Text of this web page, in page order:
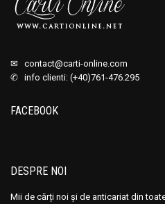
✉ contact@carti-online.com
✆ info clienti: (+40)761-476.295
FACEBOOK
DESPRE NOI
Mii de cărți noi și de anticariat din